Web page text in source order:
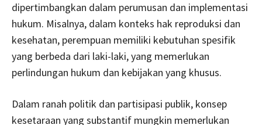
dipertimbangkan dalam perumusan dan implementasi
hukum. Misalnya, dalam konteks hak reproduksi dan
kesehatan, perempuan memiliki kebutuhan spesifik
yang berbeda dari laki-laki, yang memerlukan
perlindungan hukum dan kebijakan yang khusus.
Dalam ranah politik dan partisipasi publik, konsep
kesetaraan yang substantif mungkin memerlukan